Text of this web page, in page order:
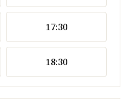
17:30
18:30